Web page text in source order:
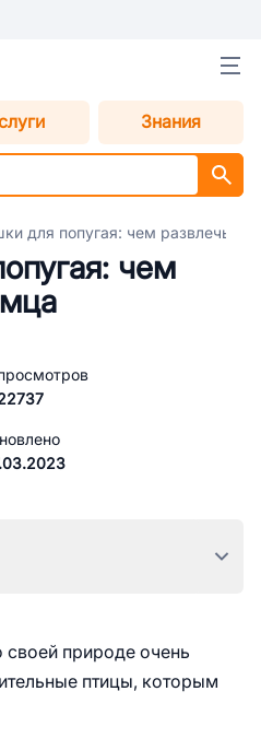
Знания
для попугая: чем развлечь
чем
своей природе очень
птицы, которым